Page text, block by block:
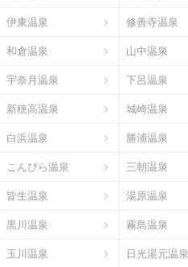
伊東温泉 修善寺温泉
和倉温泉 山中温泉
宇奈月温泉 下呂温泉
新穂高温泉 城崎温泉
白浜温泉 勝浦温泉
こんぴら温泉 三朝温泉
皆生温泉 湯原温泉
黒川温泉 霧島温泉
玉川温泉 日光湯元温泉